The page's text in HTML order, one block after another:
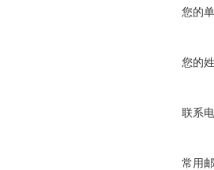
您的
您的
联系
常用